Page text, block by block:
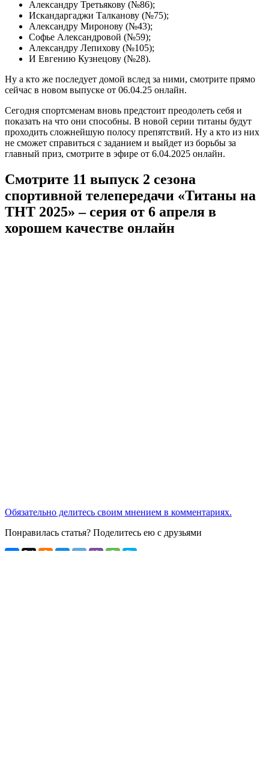
Александру Третьякову (№86);
Искандаргаджи Талканову (№75);
Александру Миронову (№43);
Софье Александровой (№59);
Александру Лепихову (№105);
И Евгению Кузнецову (№28).
Ну а кто же последует домой вслед за ними, смотрите прямо
сейчас в новом выпуске от 06.04.25 онлайн.
Сегодня спортсменам вновь предстоит преодолеть себя и
показать на что они способны. В новой серии титаны будут
проходить сложнейшую полосу препятствий. Ну а кто из них
не сможет справиться с заданием и выйдет из борьбы за
главный приз, смотрите в эфире от 6.04.2025 онлайн.
Смотрите 11 выпуск 2 сезона
спортивной телепередачи «Титаны на
ТНТ 2025» – серия от 6 апреля в
хорошем качестве онлайн
Обязательно делитесь своим мнением в комментариях.
Понравилась статья? Поделитесь ею с друзьями